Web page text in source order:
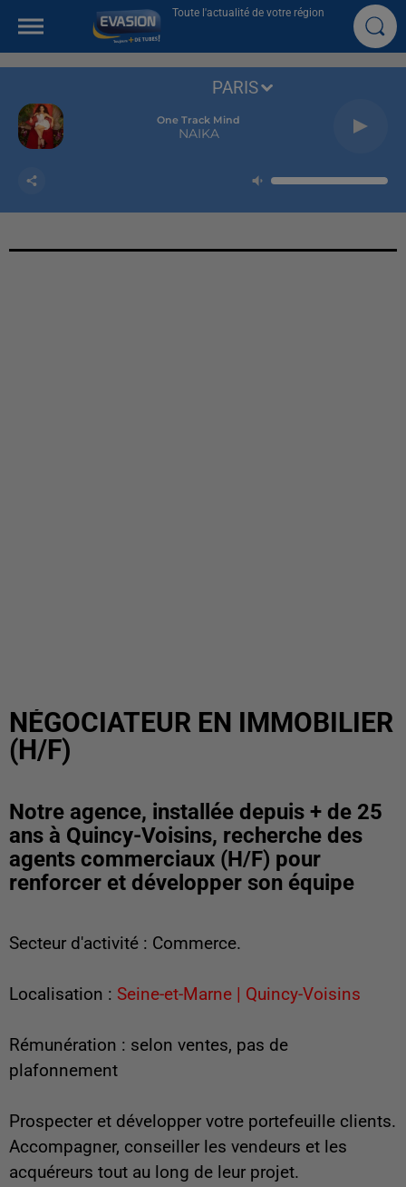
Toute l'actualité de votre région
One Track Mind
NAIKA
PARIS
NÉGOCIATEUR EN IMMOBILIER
(H/F)
Notre agence, installée depuis + de 25
ans à Quincy-Voisins, recherche des
agents commerciaux (H/F) pour
renforcer et développer son équipe
Secteur d'activité : Commerce.
Localisation : Seine-et-Marne | Quincy-Voisins
Rémunération : selon ventes, pas de
plafonnement
Prospecter et développer votre portefeuille clients.
Accompagner, conseiller les vendeurs et les
acquéreurs tout au long de leur projet.